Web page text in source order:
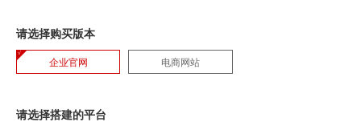
请选择购买版本
企业官网 电商网站
请选择搭建的平台